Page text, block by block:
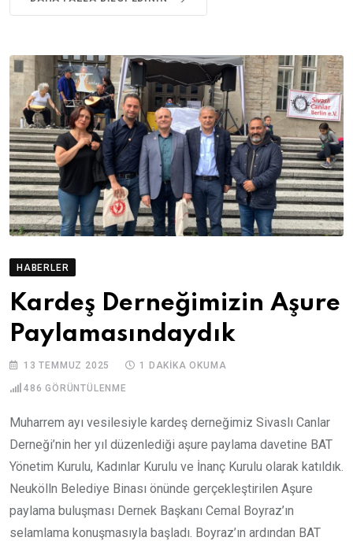
HABERLER
Kardeş Derneğimizin Aşure
Paylamasındaydık
13 TEMMUZ 2025 1 DAKIKA OKUMA
486 GÖRÜNTÜLENME
Muharrem ayı vesilesiyle kardeş derneğimiz Sivaslı Canlar
Derneği’nin her yıl düzenlediği aşure paylama davetine BAT
Yönetim Kurulu, Kadınlar Kurulu ve İnanç Kurulu olarak katıldık.
Neukölln Belediye Binası önünde gerçekleştirilen Aşure
paylama buluşması Dernek Başkanı Cemal Boyraz’ın
selamlama konuşmasıyla başladı. Boyraz’ın ardından BAT